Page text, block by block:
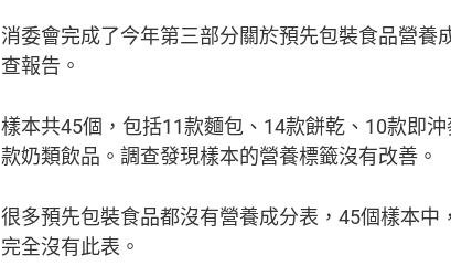
消委會完成了今年第三部分關於預先包裝食品營養
查報告。
樣本共45個，包括11款麵包、14款餅乾、10款即
款奶類飲品。調查發現樣本的營養標籤沒有改善。
很多預先包裝食品都沒有營養成分表，45個樣本中
完全沒有此表。